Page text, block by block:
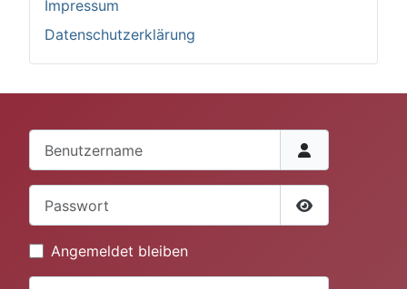
Impressum
Datenschutzerklärung
Passwort
Angemeldet bleiben